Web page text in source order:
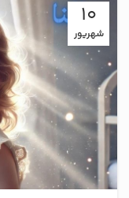
10
شهریور